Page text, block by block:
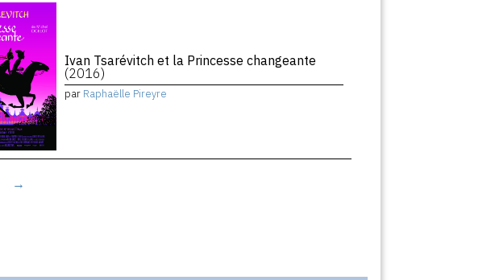
Ivan Tsarévitch et la Princesse changeante
(2016)
par Raphaëlle Pireyre
→